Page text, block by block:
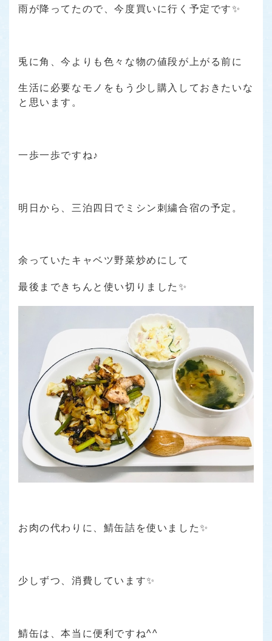
雨が降ってたので、今度買いに行く予定です✨
兎に角、今よりも色々な物の値段が上がる前に
生活に必要なモノをもう少し購入しておきたいな
と思います。
一歩一歩ですね♪
明日から、三泊四日でミシン刺繍合宿の予定。
余っていたキャベツ野菜炒めにして
最後まできちんと使い切りました✨
お肉の代わりに、鯖缶詰を使いました✨
少しずつ、消費しています✨
鯖缶は、本当に便利ですね^^